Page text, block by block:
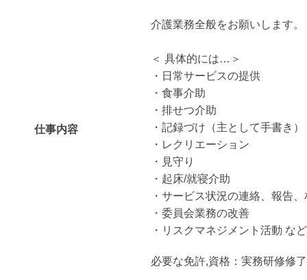
仕事内容
介護業務全般をお願いします。
＜ 具体的には…＞
・日常サービスの提供
・食事介助
・排せつ介助
・記録づけ（主として手書き）
・レクリエーション
・見守り
・起床/就寝介助
・サービス状況の連絡、報告
・委員会業務の改善
・リスクマネジメント活動 など
必要な免許,資格：実務研修修